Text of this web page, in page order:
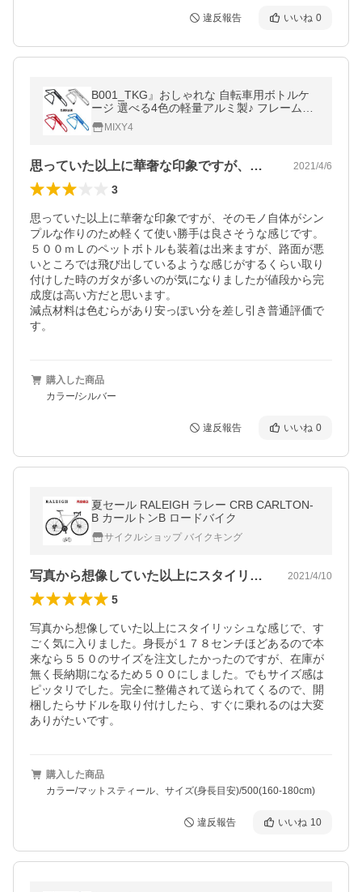
違反報告 いいね 0
B001_TKG』おしゃれな 自転車用ボトルケ
ージ 選べる4色の軽量アルミ製♪ フレームに
取り付けてボトルを収納、５００ｍｌペット
ボトルも使用可
MIXY4
思っていた以上に華奢な印象ですが、その… 2021/4/6
3
思っていた以上に華奢な印象ですが、そのモノ自体がシン
プルな作りのため軽くて使い勝手は良さそうな感じです。
５００ｍＬのペットボトルも装着は出来ますが、路面が悪
いところでは飛び出しているような感じがするくらい取り
付けした時のガタが多いのが気になりましたが値段から完
成度は高い方だと思います。
減点材料は色むらがあり安っぽい分を差し引き普通評価で
す。
購入した商品
カラー/シルバー
違反報告 いいね 0
夏セール RALEIGH ラレー CRB CARLTON-
B カールトンB ロードバイク
サイクルショップ バイクキング
写真から想像していた以上にスタイリッシ… 2021/4/10
5
写真から想像していた以上にスタイリッシュな感じで、す
ごく気に入りました。身長が１７８センチほどあるので本
来なら５５０のサイズを注文したかったのですが、在庫が
無く長納期になるため５００にしました。でもサイズ感は
ピッタリでした。完全に整備されて送られてくるので、開
梱したらサドルを取り付けしたら、すぐに乗れるのは大変
ありがたいです。
購入した商品
カラー/マットスティール、サイズ(身長目安)/500(160-180cm)
違反報告 いいね 10